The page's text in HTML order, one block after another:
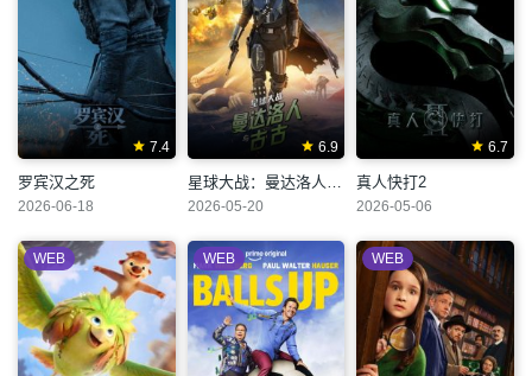
7.4
罗宾汉之死
2026-06-18
6.9
2026-05-20
6.7
真人快打2
2026-05-06
WEB WEB WEB